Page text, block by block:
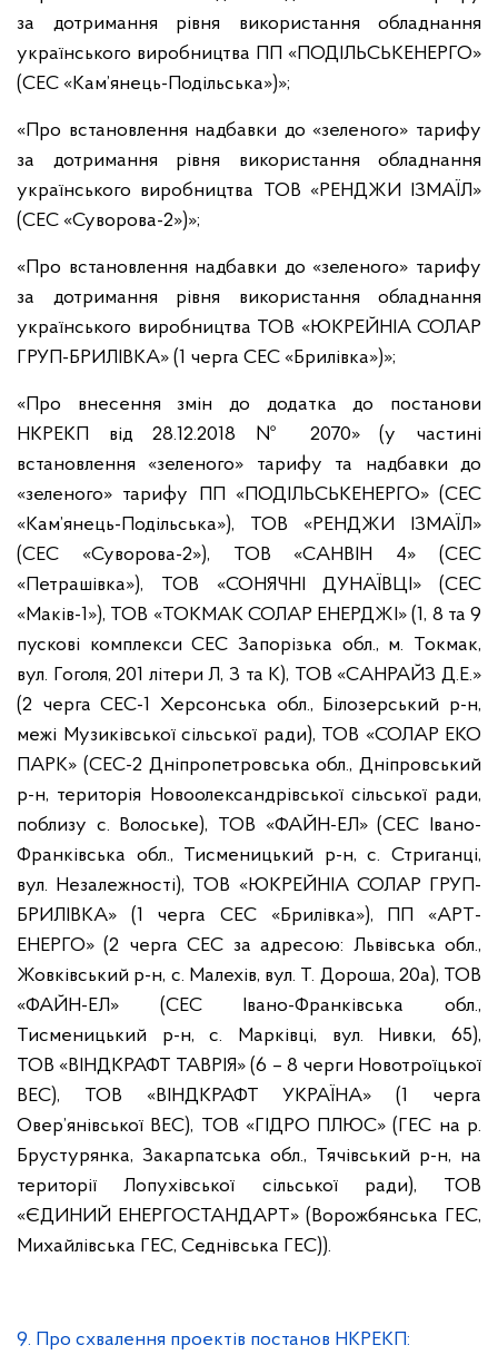
за дотримання рівня використання обладнання
українського виробництва ПП «ПОДІЛЬСЬКЕНЕРГО»
(СЕС «Кам’янець-Подільська»)»;
«Про встановлення надбавки до «зеленого» тарифу
за дотримання рівня використання обладнання
українського виробництва ТОВ «РЕНДЖИ ІЗМАЇЛ»
(СЕС «Суворова-2»)»;
«Про встановлення надбавки до «зеленого» тарифу
за дотримання рівня використання обладнання
українського виробництва ТОВ «ЮКРЕЙНІА СОЛАР
ГРУП-БРИЛІВКА» (1 черга СЕС «Брилівка»)»;
«Про внесення змін до додатка до постанови
НКРЕКП від 28.12.2018 № 2070» (у частині
встановлення «зеленого» тарифу та надбавки до
«зеленого» тарифу ПП «ПОДІЛЬСЬКЕНЕРГО» (СЕС
«Кам’янець-Подільська»), ТОВ «РЕНДЖИ ІЗМАЇЛ»
(СЕС «Суворова-2»), ТОВ «САНВІН 4» (СЕС
«Петрашівка»), ТОВ «СОНЯЧНІ ДУНАЇВЦІ» (СЕС
«Маків-1»), ТОВ «ТОКМАК СОЛАР ЕНЕРДЖІ» (1, 8 та 9
пускові комплекси СЕС Запорізька обл., м. Токмак,
вул. Гоголя, 201 літери Л, З та К), ТОВ «САНРАЙЗ Д.Е.»
(2 черга СЕС-1 Херсонська обл., Білозерський р-н,
межі Музиківської сільської ради), ТОВ «СОЛАР ЕКО
ПАРК» (СЕС-2 Дніпропетровська обл., Дніпровський
р-н, територія Новоолександрівської сільської ради,
поблизу с. Волоське), ТОВ «ФАЙН-ЕЛ» (СЕС Івано-
Франківська обл., Тисменицький р-н, с. Стриганці,
вул. Незалежності), ТОВ «ЮКРЕЙНІА СОЛАР ГРУП-
БРИЛІВКА» (1 черга СЕС «Брилівка»), ПП «АРТ-
ЕНЕРГО» (2 черга СЕС за адресою: Львівська обл.,
Жовківський р-н, с. Малехів, вул. Т. Дороша, 20а), ТОВ
«ФАЙН-ЕЛ» (СЕС
Івано-Франківська обл.,
Тисменицький р-н, с. Марківці, вул. Нивки, 65),
ТОВ «ВІНДКРАФТ ТАВРІЯ» (6 – 8 черги Новотроїцької
ВЕС), ТОВ «ВІНДКРАФТ УКРАЇНА» (1 черга
Овер’янівської ВЕС), ТОВ «ГІДРО ПЛЮС» (ГЕС на р.
Брустурянка, Закарпатська обл., Тячівський р-н, на
території Лопухівської сільської ради), ТОВ
«ЄДИНИЙ ЕНЕРГОСТАНДАРТ» (Ворожбянська ГЕС,
Михайлівська ГЕС, Седнівська ГЕС)).
9. Про схвалення проектів постанов НКРЕКП: